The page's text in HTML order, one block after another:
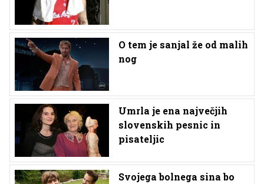
O tem je sanjal že od malih
nog
Umrla je ena največjih
slovenskih pesnic in
pisateljic
Svojega bolnega sina bo